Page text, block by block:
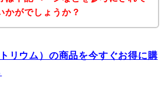
かがでしょうか？
リウム）の商品を今すぐお得に購